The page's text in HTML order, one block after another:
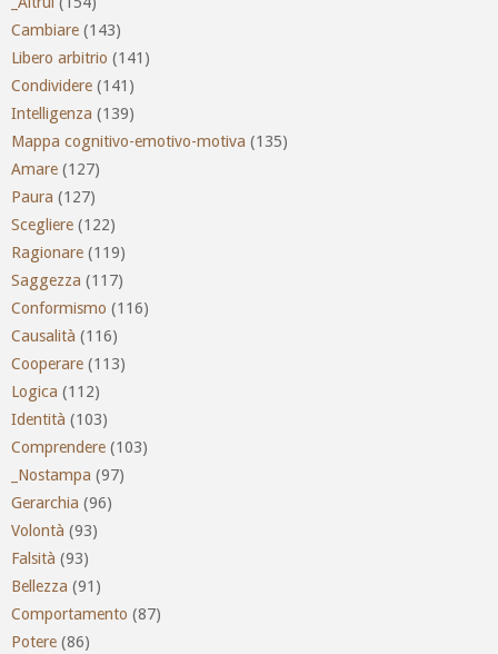
Cambiare (143)
Libero arbitrio (141)
Condividere (141)
Intelligenza (139)
Mappa cognitivo-emotivo-motiva (135)
Amare (127)
Paura (127)
Scegliere (122)
Ragionare (119)
Saggezza (117)
Conformismo (116)
Causalità (116)
Cooperare (113)
Logica (112)
Identità (103)
Comprendere (103)
_Nostampa (97)
Gerarchia (96)
Volontà (93)
Falsità (93)
Bellezza (91)
Comportamento (87)
Potere (86)